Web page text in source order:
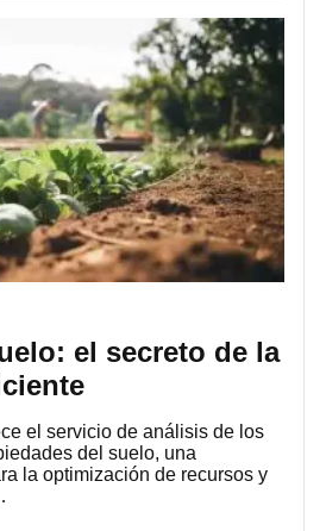
el secreto de la
el servicio de análisis de los
del suelo, una
la optimización de recursos y